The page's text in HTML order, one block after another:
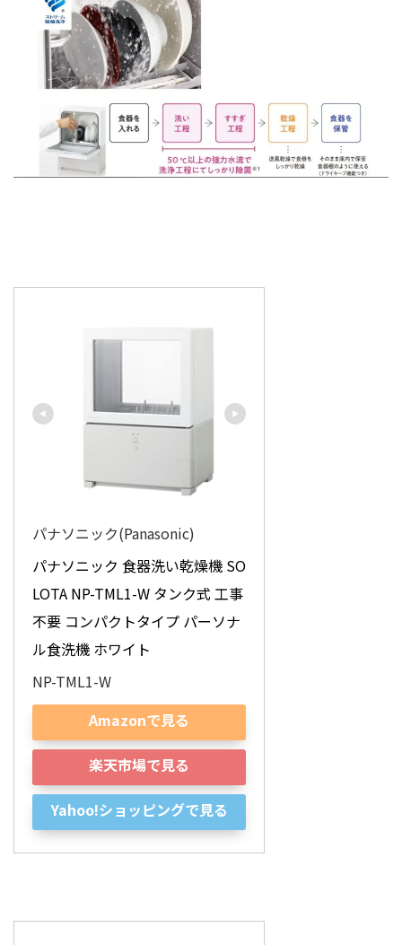
パナソニック(Panasonic)
パナソニック 食器洗い乾燥機 SO
LOTA NP-TML1-W タンク式 工事
不要 コンパクトタイプ パーソナ
ル食洗機 ホワイト
NP-TML1-W
Amazonで見る
楽天市場で見る
Yahoo!ショッピングで見る